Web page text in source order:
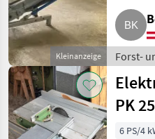
Kleinanzeige
kaum
einem
Forst-
PK
6 PS/4